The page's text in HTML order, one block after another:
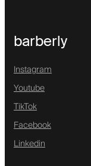
barberly
Instagram
Youtube
TikTok
Facebook
Linkedin